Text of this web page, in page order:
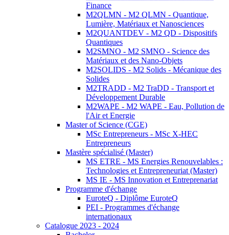
Finance
M2QLMN - M2 QLMN - Quantique,
Lumière, Matériaux et Nanosciences
M2QUANTDEV - M2 QD - Dispositifs
Quantiques
M2SMNO - M2 SMNO - Science des
Matériaux et des Nano-Objets
M2SOLIDS - M2 Solids - Mécanique des
Solides
M2TRADD - M2 TraDD - Transport et
Développement Durable
M2WAPE - M2 WAPE - Eau, Pollution de
l'Air et Energie
Master of Science (CGE)
MSc Entrepreneurs - MSc X-HEC
Entrepreneurs
Mastère spécialisé (Master)
MS ETRE - MS Energies Renouvelables :
Technologies et Entrepreneuriat (Master)
MS IE - MS Innovation et Entreprenariat
Programme d'échange
EuroteQ - Diplôme EuroteQ
PEI - Programmes d'échange
internationaux
Catalogue 2023 - 2024